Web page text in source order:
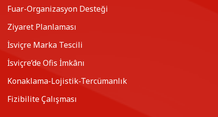
Fuar-Organizasyon Desteği
Ziyaret Planlaması
İsviçre Marka Tescili
İsviçre’de Ofis İmkânı
Konaklama-Lojistik-Tercümanlık
Fizibilite Çalışması